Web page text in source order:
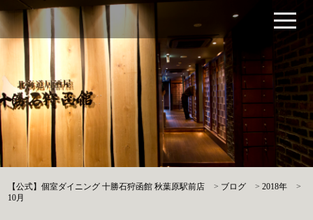
【公式】個室ダイニング 十勝石狩函館 秋葉原駅前店 > ブログ >2018年
>
10月